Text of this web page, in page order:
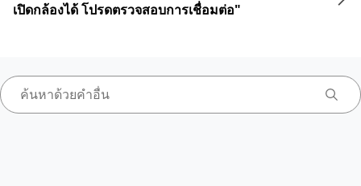
เปิดกล้องได้ โปรดตรวจสอบการเชื่อมต่อ"